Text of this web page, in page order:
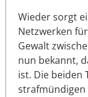
Wieder sorgt
Netzwerken
Gewalt
nun bekannt,
ist. Die beiden
strafmündigen